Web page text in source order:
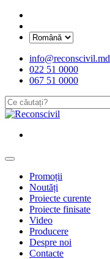
info@reconscivil.md
022 51 0000
067 51 0000
Promoții
Noutăți
Proiecte curente
Proiecte finisate
Video
Producere
Despre noi
Contacte